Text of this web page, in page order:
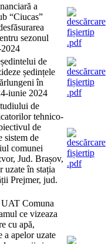
a
“Ciucas”
sezonul
de
ședințele
în
iunie 2024
de
tehnico-
de
sistem de
comunei
Jud. Brașov,
uzate în stația
Prejmer, jud.
Comuna
ce vizeaza
cu apă,
a apelor uzate